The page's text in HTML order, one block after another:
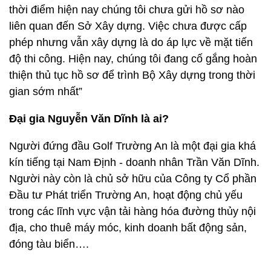
thời điểm hiện nay chúng tôi chưa gửi hồ sơ nào
liên quan đến Sở Xây dựng. Việc chưa được cấp
phép nhưng vẫn xây dựng là do áp lực về mặt tiến
độ thi công. Hiện nay, chúng tôi đang cố gắng hoàn
thiện thủ tục hồ sơ để trình Bộ Xây dựng trong thời
gian sớm nhất”
Đại gia Nguyễn Văn Dĩnh là ai?
Người đứng đầu Golf Trường An là một đại gia khá
kín tiếng tại Nam Định - doanh nhân Trần Văn Dĩnh.
Người này còn là chủ sở hữu của Công ty Cổ phần
Đầu tư Phát triển Trường An, hoạt động chủ yếu
trong các lĩnh vực vận tải hàng hóa đường thủy nội
địa, cho thuê máy móc, kinh doanh bất động sản,
đóng tàu biển….